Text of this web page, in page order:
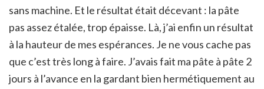
sans machine. Et le résultat était décevant : la pâte
pas assez étalée, trop épaisse. Là, j’ai enfin un résultat
à la hauteur de mes espérances. Je ne vous cache pas
que c’est très long à faire. J’avais fait ma pâte à pâte 2
jours à l’avance en la gardant bien hermétiquement au